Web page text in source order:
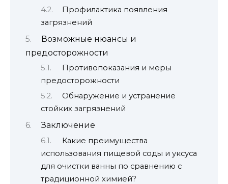
Профилактика появления
загрязнений
Возможные нюансы и
предосторожности
Противопоказания и меры
предосторожности
Обнаружение и устранение
стойких загрязнений
Заключение
Какие преимущества
использования пищевой соды и уксуса
для очистки ванны по сравнению с
традиционной химией?